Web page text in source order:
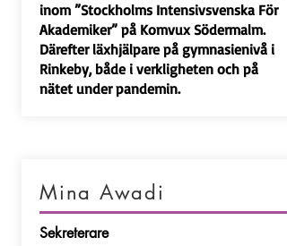
inom ”Stockholms Intensivsvenska För
Akademiker” på Komvux Södermalm.
Därefter läxhjälpare på gymnasienivå i
Rinkeby, både i verkligheten och på
nätet under pandemin.
Mina Awadi
Sekreterare